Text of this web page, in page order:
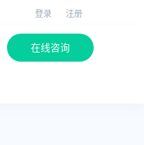
登录 注册
在线咨询